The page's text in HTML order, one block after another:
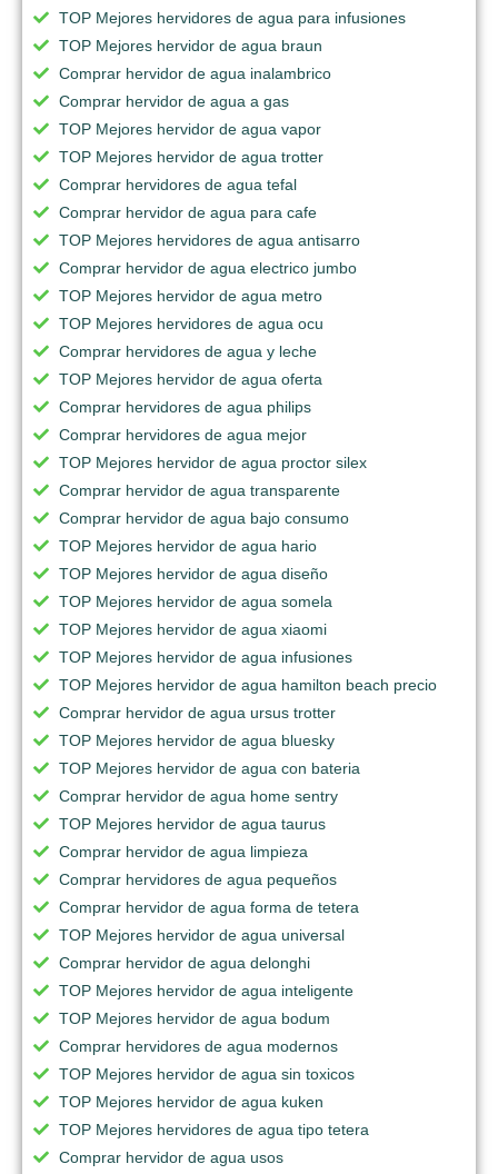
TOP Mejores hervidores de agua para infusiones
TOP Mejores hervidor de agua braun
Comprar hervidor de agua inalambrico
Comprar hervidor de agua a gas
TOP Mejores hervidor de agua vapor
TOP Mejores hervidor de agua trotter
Comprar hervidores de agua tefal
Comprar hervidor de agua para cafe
TOP Mejores hervidores de agua antisarro
Comprar hervidor de agua electrico jumbo
TOP Mejores hervidor de agua metro
TOP Mejores hervidores de agua ocu
Comprar hervidores de agua y leche
TOP Mejores hervidor de agua oferta
Comprar hervidores de agua philips
Comprar hervidores de agua mejor
TOP Mejores hervidor de agua proctor silex
Comprar hervidor de agua transparente
Comprar hervidor de agua bajo consumo
TOP Mejores hervidor de agua hario
TOP Mejores hervidor de agua diseño
TOP Mejores hervidor de agua somela
TOP Mejores hervidor de agua xiaomi
TOP Mejores hervidor de agua infusiones
TOP Mejores hervidor de agua hamilton beach precio
Comprar hervidor de agua ursus trotter
TOP Mejores hervidor de agua bluesky
TOP Mejores hervidor de agua con bateria
Comprar hervidor de agua home sentry
TOP Mejores hervidor de agua taurus
Comprar hervidor de agua limpieza
Comprar hervidores de agua pequeños
Comprar hervidor de agua forma de tetera
TOP Mejores hervidor de agua universal
Comprar hervidor de agua delonghi
TOP Mejores hervidor de agua inteligente
TOP Mejores hervidor de agua bodum
Comprar hervidores de agua modernos
TOP Mejores hervidor de agua sin toxicos
TOP Mejores hervidor de agua kuken
TOP Mejores hervidores de agua tipo tetera
Comprar hervidor de agua usos